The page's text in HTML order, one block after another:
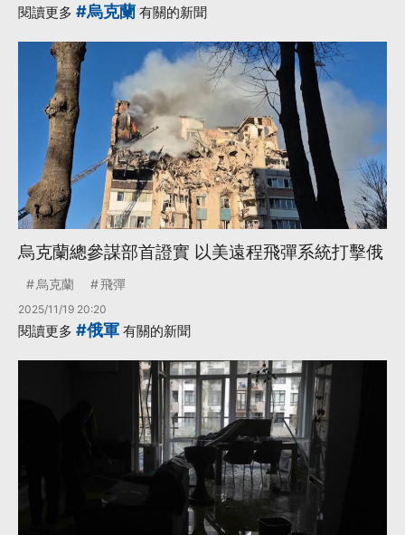
閱讀更多 #烏克蘭 有關的新聞
烏克蘭總參謀部首證實 以美遠程飛彈系統打擊俄
烏克蘭 飛彈
2025/11/19 20:20
閱讀更多 #俄軍 有關的新聞